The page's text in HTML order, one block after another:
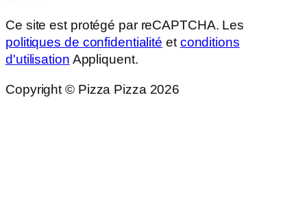
Ce site est protégé par reCAPTCHA. Les
politiques de confidentialité etconditions
d'utilisation Appliquent.
Copyright © Pizza Pizza 2026